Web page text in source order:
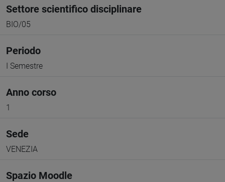
Settore scientifico disciplinare
BIO/05
Periodo
I Semestre
Anno corso
1
Sede
VENEZIA
Spazio Moodle